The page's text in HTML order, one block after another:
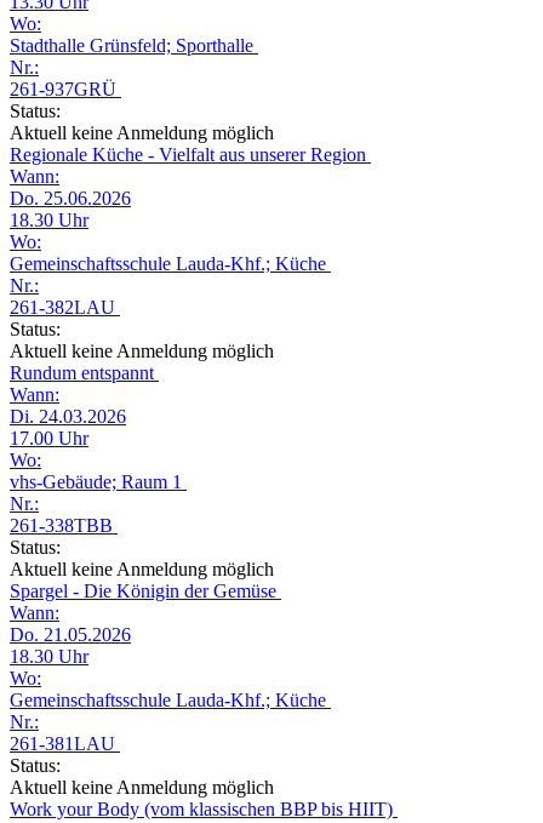
Wo:
Stadthalle Grünsfeld; Sporthalle
Nr.:
261-937GRÜ
Status:
Aktuell keine Anmeldung möglich
Regionale Küche - Vielfalt aus unserer Region
Wann:
Do. 25.06.2026
18.30 Uhr
Wo:
Gemeinschaftsschule Lauda-Khf.; Küche
Nr.:
261-382LAU
Status:
Aktuell keine Anmeldung möglich
Rundum entspannt
Wann:
Di. 24.03.2026
17.00 Uhr
Wo:
vhs-Gebäude; Raum 1
Nr.:
261-338TBB
Status:
Aktuell keine Anmeldung möglich
Spargel - Die Königin der Gemüse
Wann:
Do. 21.05.2026
18.30 Uhr
Wo:
Gemeinschaftsschule Lauda-Khf.; Küche
Nr.:
261-381LAU
Status:
Aktuell keine Anmeldung möglich
Work your Body (vom klassischen BBP bis HIIT)